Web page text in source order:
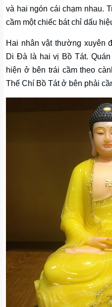
và hai ngón cái chạm nhau.
cầm một chiếc bát chỉ dấu
Hai nhân vật thường xuyên
Di Đà là hai vị Bồ Tát.
hiện ở bên trái cầm theo
Thế Chí Bồ Tát ở bên phải